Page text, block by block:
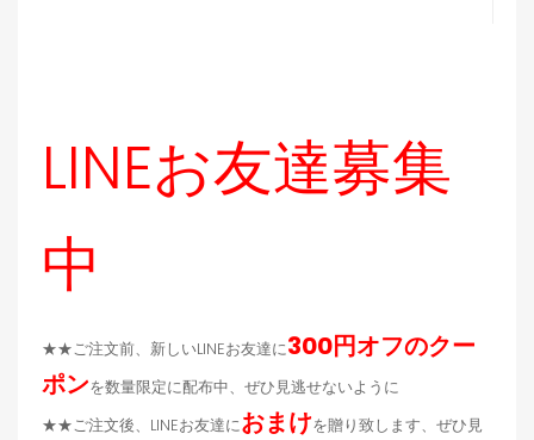
LINEお友達募集
中
★★ご注文前、新しいLINEお友達に300円オフのクー
ポンを数量限定に配布中、ぜひ見逃せないように
★★ご注文後、LINEお友達におまけを贈り致します、ぜひ見